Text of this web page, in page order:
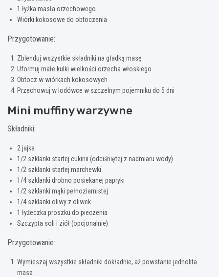
1 łyżka masła orzechowego
Wiórki kokosowe do obtoczenia
Przygotowanie:
Zblenduj wszystkie składniki na gładką masę
Uformuj małe kulki wielkości orzecha włoskiego
Obtocz w wiórkach kokosowych
Przechowuj w lodówce w szczelnym pojemniku do 5 dni
Mini muffiny warzywne
Składniki:
2 jajka
1/2 szklanki startej cukinii (odciśniętej z nadmiaru wody)
1/2 szklanki startej marchewki
1/4 szklanki drobno posiekanej papryki
1/2 szklanki mąki pełnoziarnistej
1/4 szklanki oliwy z oliwek
1 łyżeczka proszku do pieczenia
Szczypta soli i ziół (opcjonalnie)
Przygotowanie:
Wymieszaj wszystkie składniki dokładnie, aż powstanie jednolita
masa